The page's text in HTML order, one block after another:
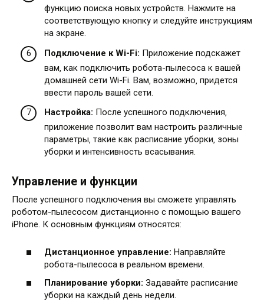
функцию поиска новых устройств. Нажмите на
соответствующую кнопку и следуйте инструкциям
на экране.
Подключение к Wi-Fi: Приложение подскажет
вам‚ как подключить робота-пылесоса к вашей
домашней сети Wi-Fi. Вам‚ возможно‚ придется
ввести пароль вашей сети.
Настройка: После успешного подключения‚
приложение позволит вам настроить различные
параметры‚ такие как расписание уборки‚ зоны
уборки и интенсивность всасывания.
Управление и функции
После успешного подключения вы сможете управлять
роботом-пылесосом дистанционно с помощью вашего
iPhone. К основным функциям относятся:
Дистанционное управление: Направляйте
робота-пылесоса в реальном времени.
Планирование уборки: Задавайте расписание
уборки на каждый день недели.